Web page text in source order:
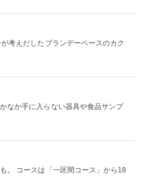
考えだしたブランデーベースのカク
なか手に入らない器具や食品サンプ
。 コースは「一区間コース」から18